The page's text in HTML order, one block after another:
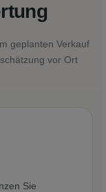
geplanten Verkauf
vor Ort
Sie